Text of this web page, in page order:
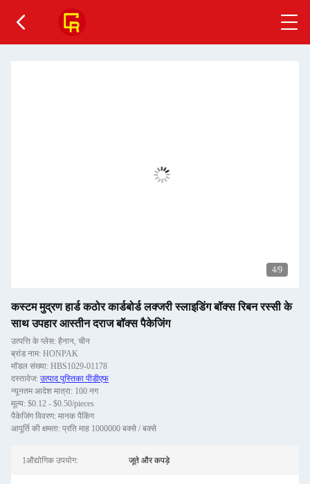
4/9
कस्टम मुद्रण हार्ड कठोर कार्डबोर्ड लक्जरी स्लाइडिंग बॉक्स रिबन रस्सी के
साथ उपहार आस्तीन दराज बॉक्स पैकेजिंग
उत्पत्ति के प्लेस: हैनान, चीन
ब्रांड नाम: HONPAK
मॉडल संख्या: HBS1029-01178
दस्तावेज: उत्पाद पुस्तिका पीडीएफ
न्यूनतम आदेश मात्रा: 100 नग
मूल्य: $0.12 - $0.50/pieces
पैकेजिंग विवरण: मानक पैकिंग
आपूर्ति की क्षमता: प्रति माह 1000000 बक्से / बक्से
1औद्योगिक उपयोग: जूते और कपड़े